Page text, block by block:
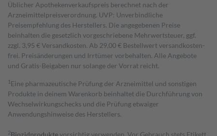
Üblicher Apothekenverkaufspreis berechnet nach der
Arzneimittelpreisverordnung. UVP: Unverbindliche
Preisempfehlung des Herstellers. Die angegebenen Preise
beinhalten die gesetzlich vorgeschriebene Mehrwertsteuer, ggf.
zzgl. 3,95 € Versandkosten. Ab 29,00 € Bestell­wert versand­kosten­
frei. Preisänderungen und Irrtümer vorbehalten. Alle Angebote
und Gratis-Beigaben nur solange der Vorrat reicht.
1 Eine pharmazeutische Prüfung der Arzneimittel und sonstigen
Produkte in deinem Warenkorb beinhaltet die Durchführung von
Wechselwirkungschecks und die Prüfung etwaiger
Anwendungshinweise des Herstellers.
2Biozidproduktevorsichtig verwenden. Vor Gebrauch stets Etikett